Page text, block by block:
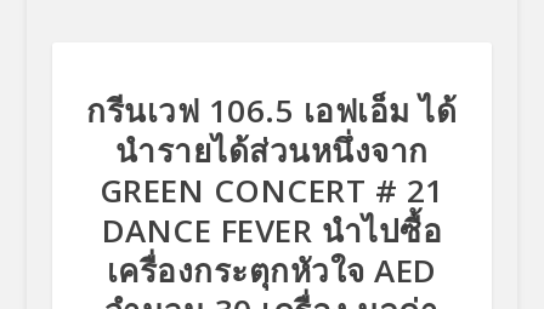
กรีนเวฟ 106.5 เอฟเอ็ม ได้
นำรายได้ส่วนหนึ่งจาก
GREEN CONCERT # 21
DANCE FEVER นำไปซื้อ
เครื่องกระตุกหัวใจ AED